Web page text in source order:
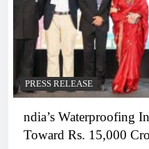
PRESS RELEASE
ndia’s Waterproofing
Toward Rs. 15,000